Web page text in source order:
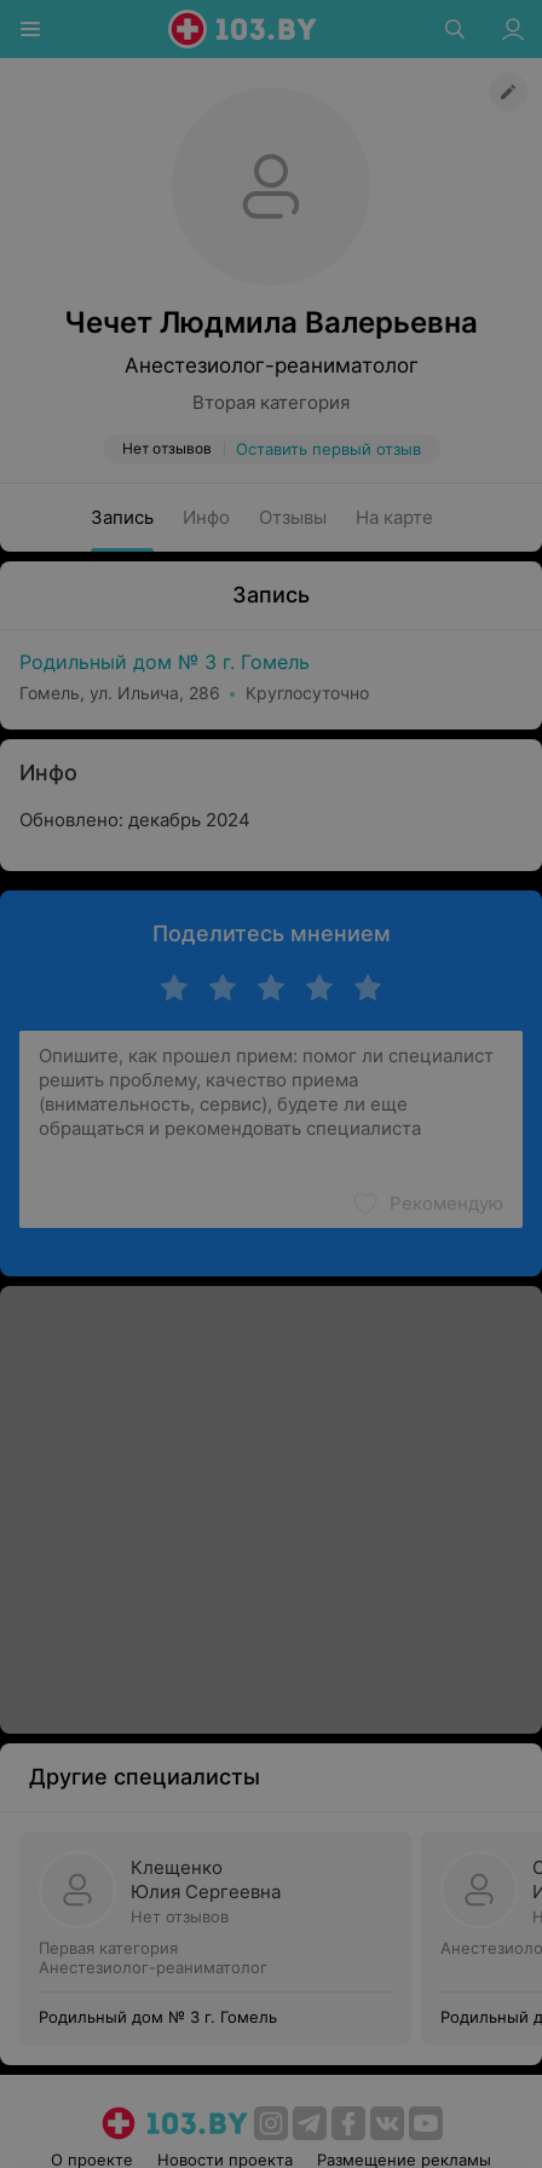
Чечет Людмила Валерьевна
Анестезиолог-реаниматолог
Вторая категория
Нет отзывов Оставить первый отзыв
Запись Инфо Отзывы На карте
Запись
Родильный дом № 3 г. Гомель
Гомель, ул. Ильича, 286 Круглосуточно
Инфо
Обновлено: декабрь 2024
Поделитесь мнением
Рекомендую
Другие специалисты
Клещенко
Юлия Сергеевна
Нет отзывов
Первая категория
Анестезиолог-реаниматолог
Родильный дом № 3 г. Гомель Родильный
О проекте Новости проекта Размещение рекламы